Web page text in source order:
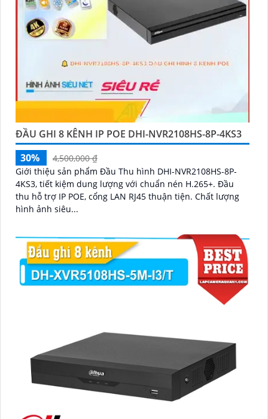
ĐẦU GHI 8 KÊNH IP POE DHI-NVR2108HS-8P-4KS3
30%
4,500,000 ₫
Giới thiệu sản phẩm Đầu Thu hình DHI-NVR2108HS-8P-
4KS3, tiết kiệm dung lượng với chuẩn nén H.265+. Đầu
thu hỗ trợ IP POE, cổng LAN RJ45 thuận tiện. Chất lượng
hình ảnh siêu...